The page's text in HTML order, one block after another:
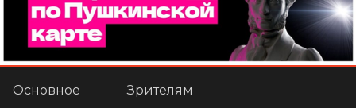
Основное
Зрителям